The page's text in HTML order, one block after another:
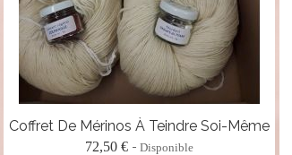
Coffret De Mérinos À Teindre Soi-Même
72,50 € Disponible